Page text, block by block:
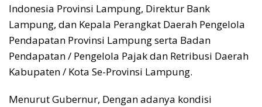
Indonesia Provinsi Lampung, Direktur Bank
Lampung, dan Kepala Perangkat Daerah Pengelola
Pendapatan Provinsi Lampung serta Badan
Pendapatan / Pengelola Pajak dan Retribusi Daerah
Kabupaten / Kota Se-Provinsi Lampung.
Menurut Gubernur, Dengan adanya kondisi